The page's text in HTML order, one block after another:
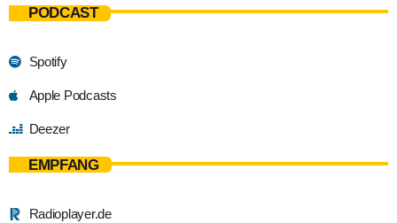
PODCAST
Spotify
Apple Podcasts
Deezer
EMPFANG
Radioplayer.de